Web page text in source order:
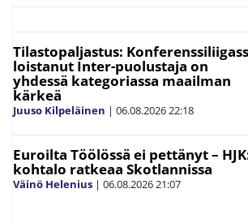
Tilastopaljastus:
loistanut Inter-puolustaja on
yhdessä kategoriassa maailman
kärkeä
Juuso Kilpeläinen | 06.08.202622:18
Euroilta Töölössä ei pettänyt –
kohtalo ratkeaa Skotlannissa
Väinö Helenius | 06.08.202621:07